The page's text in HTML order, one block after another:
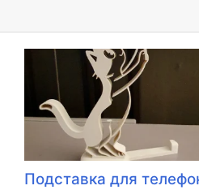
Подставка для